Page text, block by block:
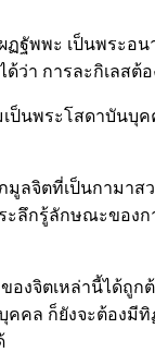
ฏฐัพพะ เป็นพระ
ด้ว่า การละกิเล
ป็นพระโสดาบัน
ลจิตที่เป็นกามาส
ะลึกรู้ลักษณะของ
จิตเหล่านี้ได้ถูกต้
คคล ก็ยังจะต้อง